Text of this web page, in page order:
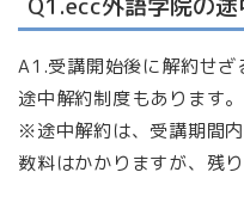
A1.受講開始後に解約せざ
途中解約制度もあります。
※途中解約は、受講期間
数料はかかりますが、残